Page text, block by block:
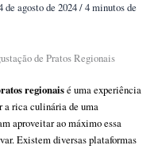
de agosto de 2024/4 minutos de
de Pratos Regionais
regionaisé uma experiência
a rica culinária de uma
aproveitar ao máximo essa
Existem diversas plataformas